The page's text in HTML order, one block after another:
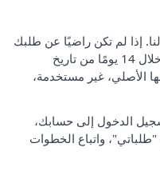
إذا لم تكن راضيًا عن طلبك
لأي سبب كان، يمكنك إرجاع منتجاتك خلال 14 يومًا من تاريخ
الأصلي، غير مستخدمة،
الدخول إلى حسابك،
واتباع الخطوات